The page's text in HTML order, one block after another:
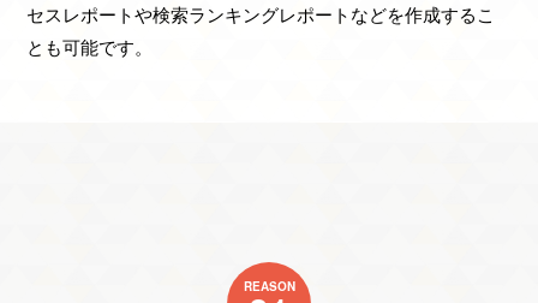
セスレポートや検索ランキングレポートなどを作成するこ
とも可能です。
REASON